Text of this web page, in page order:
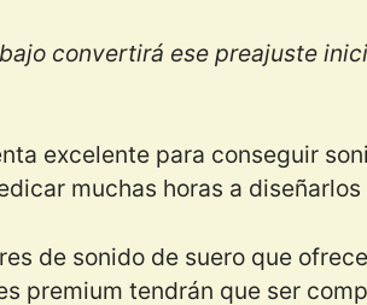
convertirá ese preajuste
excelente para conseguir
muchas horas a diseñarlos
de sonido de suero que
premium tendrán que ser